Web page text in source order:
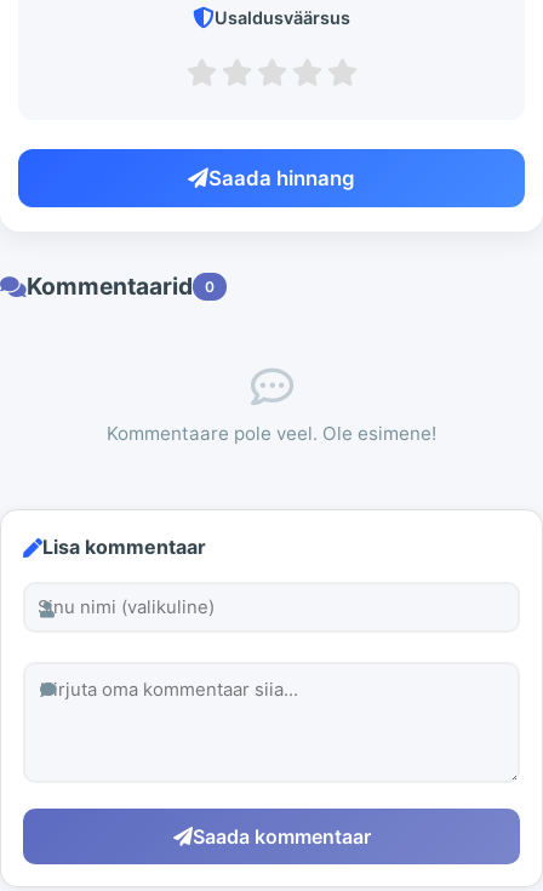
Usaldusväärsus
Saada hinnang
Kommentaarid 0
Kommentaare pole veel. Ole esimene!
Lisa kommentaar
Saada kommentaar